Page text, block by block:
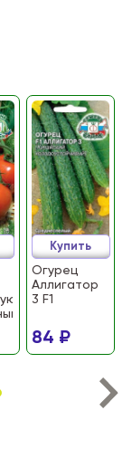
Огурец
Аллигатор
3 F1
84 ₽
Купить